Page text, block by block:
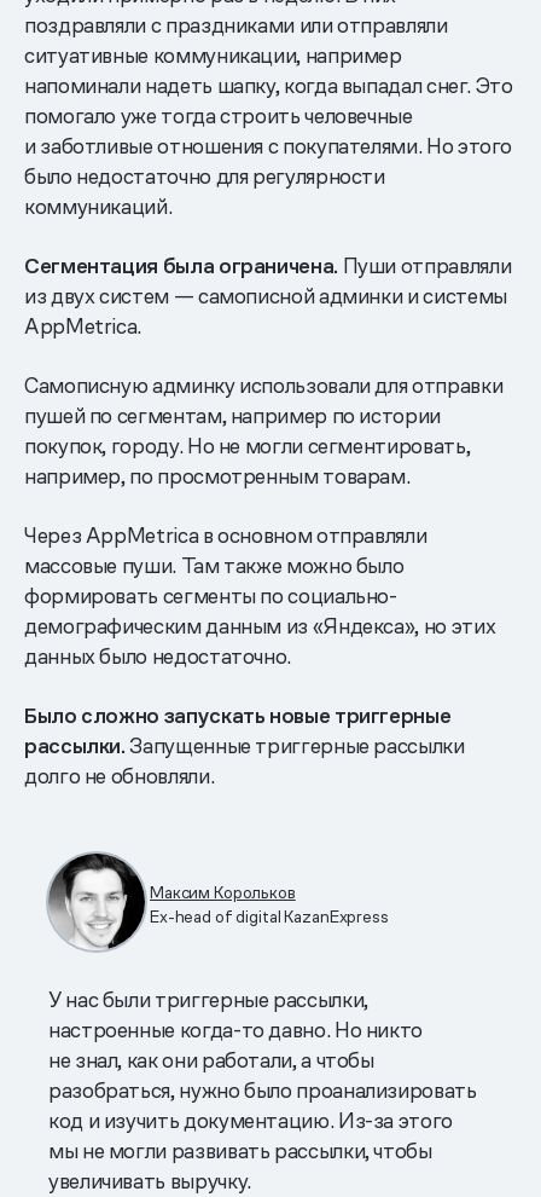
поздравляли с праздниками или отправляли
ситуативные коммуникации, например
напоминали надеть шапку, когда выпадал снег. Это
помогало уже тогда строить человечные
и заботливые отношения с покупателями. Но этого
было недостаточно для регулярности
коммуникаций.
Сегментация была ограничена. Пуши отправляли
из двух систем — самописной админки и системы
AppMetrica.
Самописную админку использовали для отправки
пушей по сегментам, например по истории
покупок, городу. Но не могли сегментировать,
например, по просмотренным товарам.
Через AppMetrica в основном отправляли
массовые пуши. Там также можно было
формировать сегменты по социально-
демографическим данным из «Яндекса», но этих
данных было недостаточно.
Было сложно запускать новые триггерные
рассылки.Запущенные триггерные рассылки
долго не обновляли.
Максим Корольков
Ex-head of digital KazanExpress
У нас были триггерные рассылки,
настроенные когда-то давно. Но никто
не знал, как они работали, а чтобы
разобраться, нужно было проанализировать
код и изучить документацию. Из-за этого
мы не могли развивать рассылки, чтобы
увеличивать выручку.